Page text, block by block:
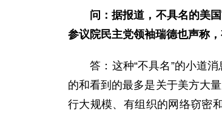
问：据报道，不具名的美
参议院民主党领袖瑞德也声称
答：这种“不具名”的小道消
的和看到的最多是关于美方大
行大规模、有组织的网络窃密